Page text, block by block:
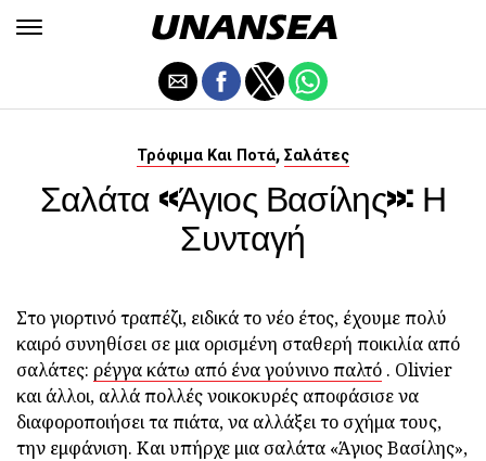
Τρόφιμα Και Ποτά, Σαλάτες
Σαλάτα «Άγιος Βασίλης»: Η
Συνταγή
Στο γιορτινό τραπέζι, ειδικά το νέο έτος, έχουμε πολύ
καιρό συνηθίσει σε μια ορισμένη σταθερή ποικιλία από
σαλάτες: ρέγγα κάτω από ένα γούνινο παλτό . Olivier
και άλλοι, αλλά πολλές νοικοκυρές αποφάσισε να
διαφοροποιήσει τα πιάτα, να αλλάξει το σχήμα τους,
την εμφάνιση. Και υπήρχε μια σαλάτα «Άγιος Βασίλης»,